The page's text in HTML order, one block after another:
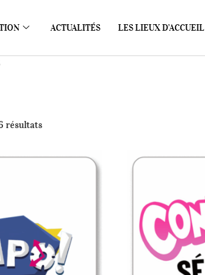
ACTUALITÉS LES LIEUX D’ACCUEIL
résultats